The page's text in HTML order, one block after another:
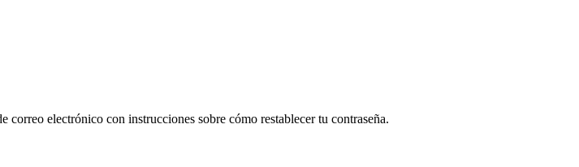
electrónico con instrucciones sobre cómo restablecer tu contraseña.